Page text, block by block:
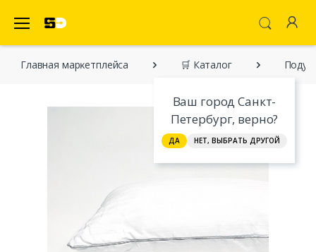
Ваш город Санкт-
Петербург, верно?
ДА НЕТ, ВЫБРАТЬ ДРУГОЙ
Главная марĸетплейса 🛒 Каталог